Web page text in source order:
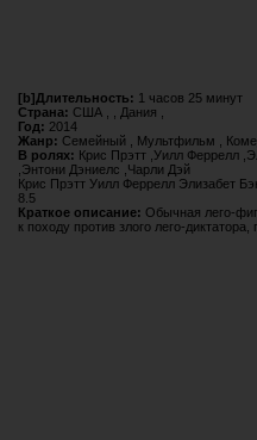
[b]Длительность: 1 часов 25 минут
Страна: США , , Дания ,
Год: 2014
Жанр: Семейный , Мультфильм ,
В ролях: Крис Прэтт ,Уилл Феррелл
,Энтони Дэниелс ,Чарли Дэй
Крис Прэтт Уилл Феррелл Элизабет
8.5
Краткое описание: Обычная лего-
к походу против злого лего-